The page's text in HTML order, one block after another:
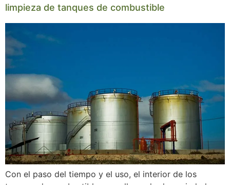
limpieza de tanques de combustible
Con el paso del tiempo y el uso, el interior de los
tanques de combustible se va llenando de suciedad que